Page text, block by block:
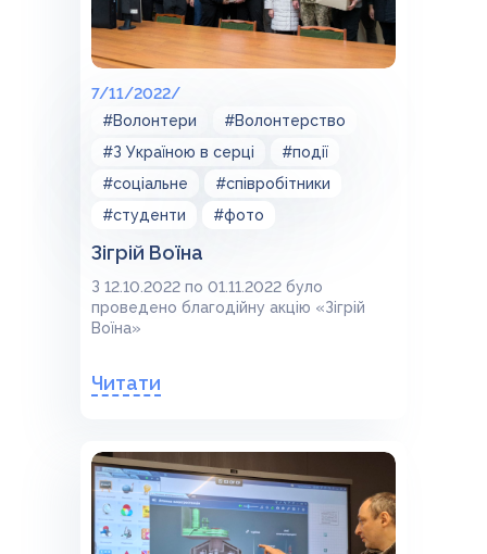
7/11/2022/
#Волонтери
#Волонтерство
#З Україною в серці
#події
#соціальне
#співробітники
#студенти
#фото
Зігрій Воїна
З 12.10.2022 по 01.11.2022 було
проведено благодійну акцію «Зігрій
Воїна»
Читати